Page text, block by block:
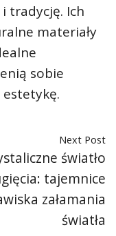
tradycję. Ich
materiały
sobie
Next Post
światło
tajemnice
załamania
światła